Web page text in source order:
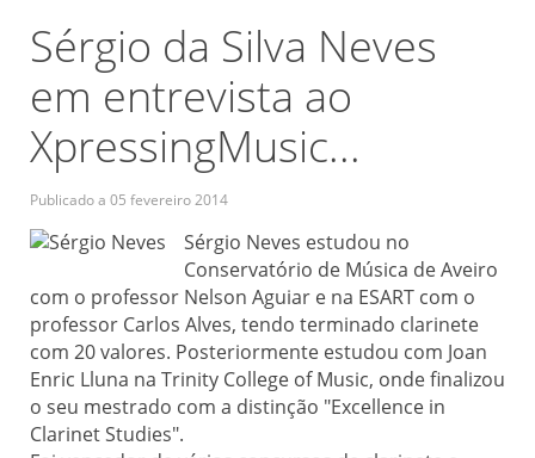
Sérgio da Silva Neves
em entrevista ao
XpressingMusic...
Publicado a 05 fevereiro 2014
Sérgio Neves estudou no
Conservatório de Música de Aveiro
com o professor Nelson Aguiar e na ESART com o
professor Carlos Alves, tendo terminado clarinete
com 20 valores. Posteriormente estudou com Joan
Enric Lluna na Trinity College of Music, onde finalizou
o seu mestrado com a distinção "Excellence in
Clarinet Studies".